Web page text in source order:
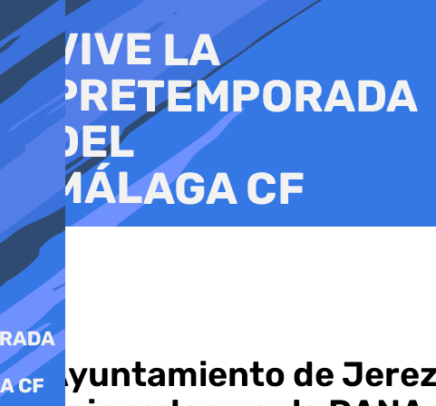
al
contenido
El Ayuntamiento de